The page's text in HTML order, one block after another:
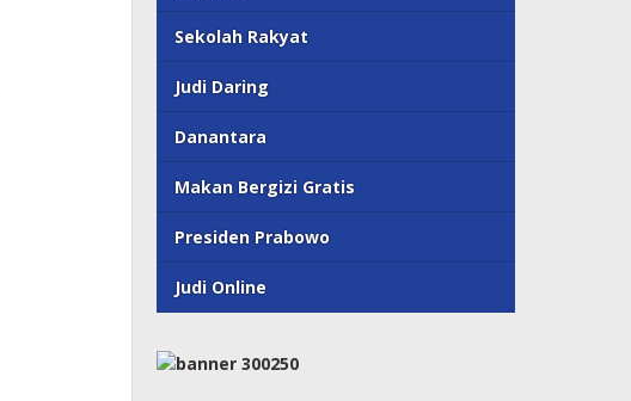
Sekolah Rakyat
Judi Daring
Danantara
Makan Bergizi Gratis
Presiden Prabowo
Judi Online